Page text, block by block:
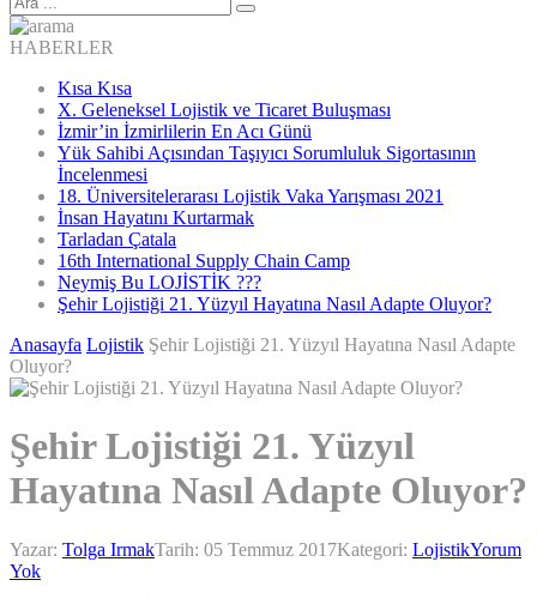
HABERLER
Kısa Kısa
X. Geleneksel Lojistik ve Ticaret Buluşması
İzmir’in İzmirlilerin En Acı Günü
Yük Sahibi Açısından Taşıyıcı Sorumluluk Sigortasının
İncelenmesi
18. Üniversitelerarası Lojistik Vaka Yarışması 2021
İnsan Hayatını Kurtarmak
Tarladan Çatala
16th International Supply Chain Camp
Neymiş Bu LOJİSTİK ???
Şehir Lojistiği 21. Yüzyıl Hayatına Nasıl Adapte Oluyor?
Anasayfa Lojistik Şehir Lojistiği 21. Yüzyıl Hayatına Nasıl Adapte
Oluyor?
Şehir Lojistiği 21. Yüzyıl
Hayatına Nasıl Adapte Oluyor?
Yazar: Tolga IrmakTarih: 05 Temmuz 2017Kategori: LojistikYorum
Yok